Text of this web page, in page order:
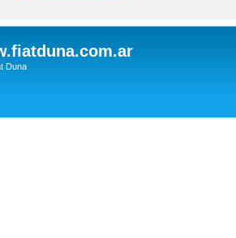
Duna